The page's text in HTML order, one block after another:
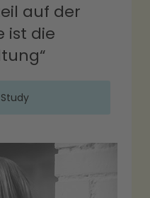
auf der
ist die